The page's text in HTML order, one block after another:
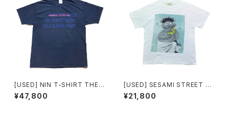
[USED] NIN T-SHIRT THE P
ERFECT DRUG
¥47,800
[USED] SESAMI STREET T-
SHIRT ERNIE
¥21,800